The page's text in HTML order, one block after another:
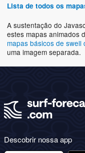
Lista de todos os
A sustentação do
estes mapas animados
mapas básicos de swell
uma imagem separada.
Descobrir nossa app